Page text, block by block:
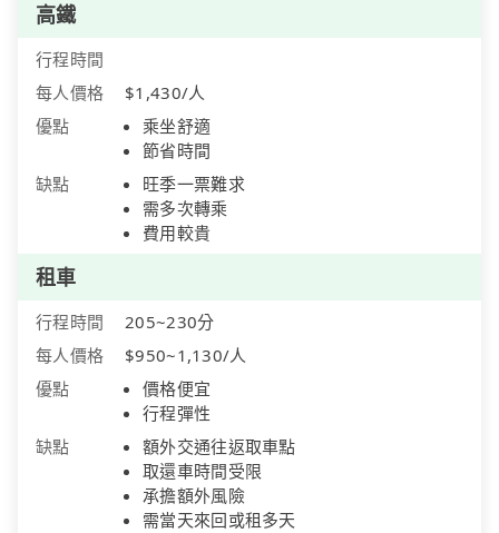
高鐵
行程時間
每人價格
$1,430/人
優點
乘坐舒適
節省時間
缺點
旺季一票難求
需多次轉乘
費用較貴
租車
行程時間
205~230分
每人價格
$950~1,130/人
優點
價格便宜
行程彈性
缺點
額外交通往返取車點
取還車時間受限
承擔額外風險
需當天來回或租多天